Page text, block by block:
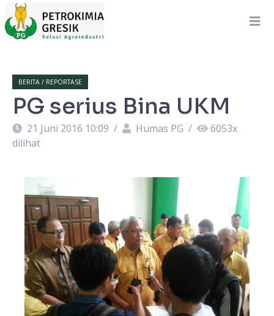
BERITA / REPORTASE
PG serius Bina UKM
21 Juni 2016 10:09 / Humas PG / 6053x
dilihat